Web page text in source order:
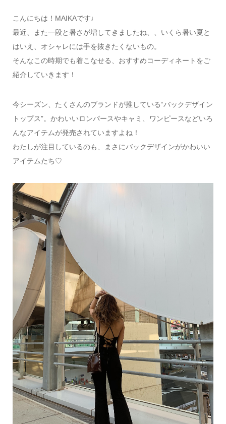
こんにちは！MAIKAです♩
最近、また一段と暑さが増してきましたね、、いくら暑い夏と
はいえ、オシャレには手を抜きたくないもの。
そんなこの時期でも着こなせる、おすすめコーディネートをご
紹介していきます！
今シーズン、たくさんのブランドが推している“バックデザイン
トップス”。かわいいロンパースやキャミ、ワンピースなどいろ
んなアイテムが発売されていますよね！
わたしが注目しているのも、まさにバックデザインがかわいい
アイテムたち♡